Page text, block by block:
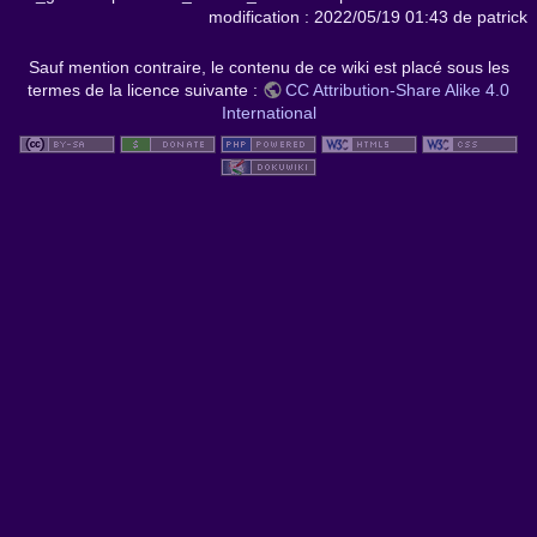
modification : 2022/05/19 01:43 de patrick
Sauf mention contraire, le contenu de ce wiki est placé sous les
termes de la licence suivante :
CC Attribution-Share Alike 4.0
International